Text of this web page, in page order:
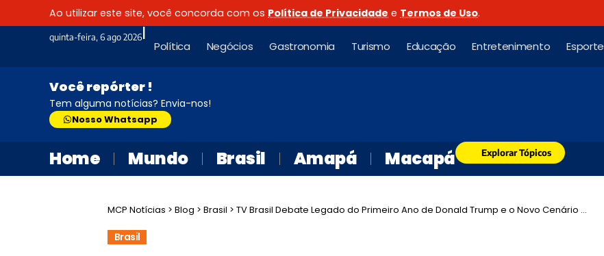
Ao utilizar este site, você concorda com os Política de Privacidade e Termos de Uso.
quinta-feira, 6 ago 2026|
Política Negócios Gastronomia Turismo Educação Entretenimento Esporte
Você repórter !
Tem alguma notícias? Envia-nos!
Nosso Whatsapp
Home Mundo Brasil Amapá Macapá Explorar Tópicos
MCP Notícias > Blog > Brasil > TV Brasil Debate Legado do Primeiro Ano de Donald Trump e o Novo Cenário Global em ‘Brasil no Mundo’
Brasil